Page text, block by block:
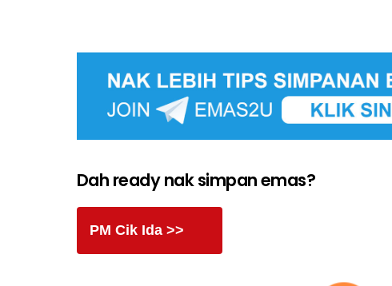
Dah ready nak simpan emas?
PM Cik Ida >>